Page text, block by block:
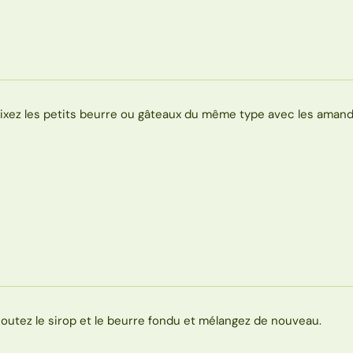
les petits beurre ou gâteaux du même type avec les
le sirop et le beurre fondu et mélangez de nouveau.